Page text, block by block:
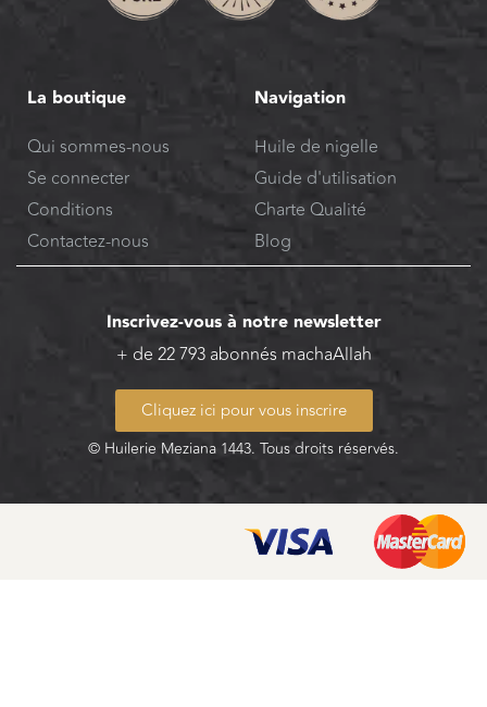
La boutique
Qui sommes-nous
Se connecter
Conditions
Contactez-nous
Navigation
Huile de nigelle
Guide d'utilisation
Charte Qualité
Blog
Inscrivez-vous à notre newsletter
+ de 22 793 abonnés machaAllah
Cliquez ici pour vous inscrire
© Huilerie Meziana 1443. Tous droits réservés.